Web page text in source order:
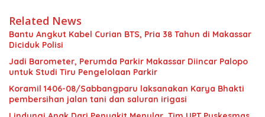
Related News
Bantu Angkut Kabel Curian BTS, Pria 38 Tahun di Makassar
Diciduk Polisi
Jadi Barometer, Perumda Parkir Makassar Diincar Palopo
untuk Studi Tiru Pengelolaan Parkir
Koramil 1406-08/Sabbangparu laksanakan Karya Bhakti
pembersihan jalan tani dan saluran irigasi